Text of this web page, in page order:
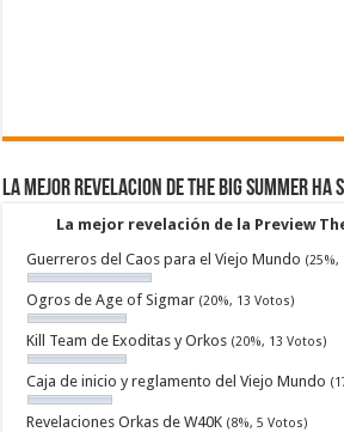
La mejor revelacion de The Big Summer ha
La mejor revelación de la Preview
Guerreros del Caos para el Viejo Mundo (25%,
Ogros de Age of Sigmar (20%, 13 Votos)
Kill Team de Exoditas y Orkos (20%, 13 Votos)
Caja de inicio y reglamento del Viejo Mundo
Revelaciones Orkas de W40K (8%, 5 Votos)